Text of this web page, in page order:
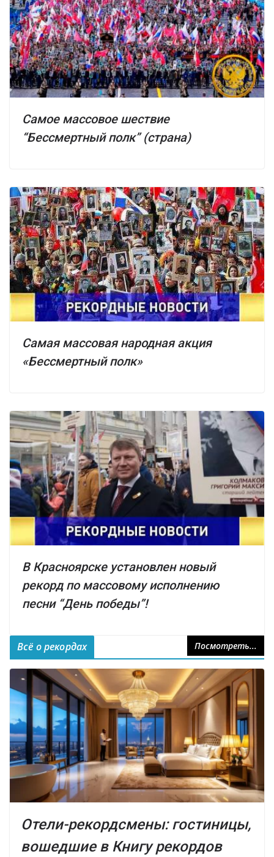
Самое массовое шествие
“Бессмертный полк” (страна)
Самая массовая народная акция
«Бессмертный полк»
В Красноярске установлен новый
рекорд по массовому исполнению
песни “День победы”!
Всё о рекордах Посмотреть...
Отели-рекордсмены: гостиницы,
вошедшие в Книгу рекордов